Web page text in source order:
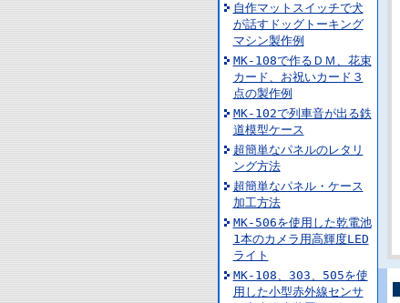
自作マットスイッチで犬
が話すドッグトーキング
マシン製作例
MK-108で作るＤＭ、花束
カード、お祝いカード３
点の製作例
MK-102で列車音が出る鉄
道模型ケース
超簡単なパネルのレタリ
ング方法
超簡単なパネル・ケース
加工方法
MK-506を使用した乾電池
1本のカメラ用高輝度LED
ライト
MK-108、303、505を使
用した小型赤外線センサ